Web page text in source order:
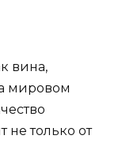
вина,
мировом
не только от